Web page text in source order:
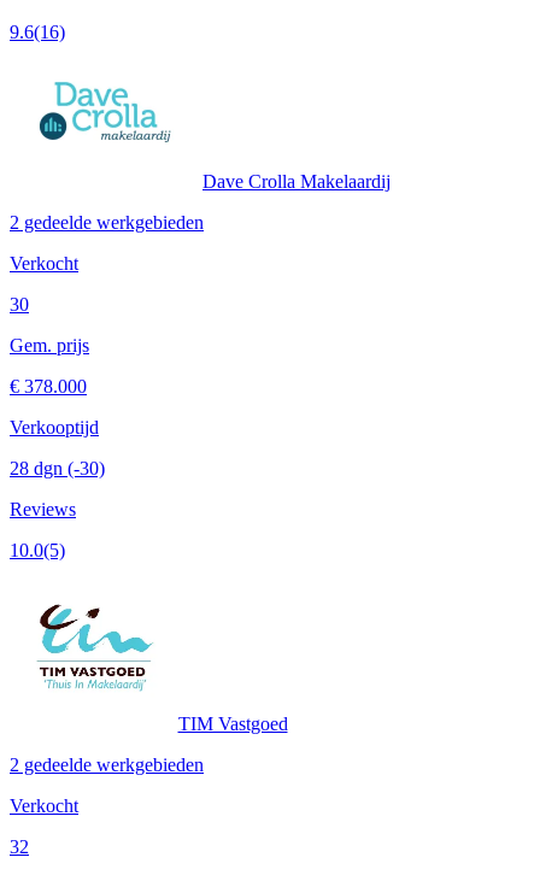
9.6(16)
Dave Crolla Makelaardij
2 gedeelde werkgebieden
Verkocht
30
Gem. prijs
€ 378.000
Verkooptijd
28 dgn (-30)
Reviews
10.0(5)
TIM Vastgoed
2 gedeelde werkgebieden
Verkocht
32